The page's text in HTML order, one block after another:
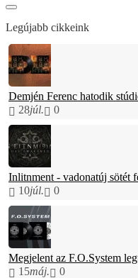
Legújabb cikkeink
Demjén Ferenc hatodik
28júl. 0
Inlitnment - vadonatúj sötét
10júl. 0
Megjelent az F.O.System
15máj. 0